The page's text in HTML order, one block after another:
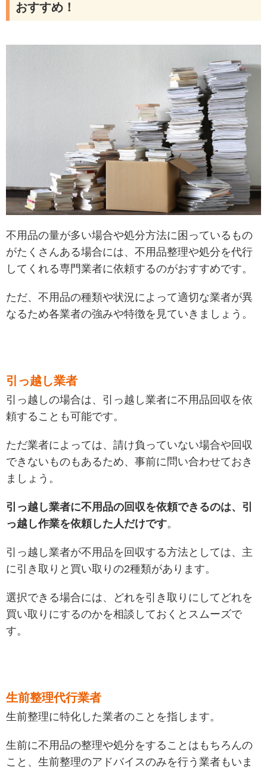
おすすめ！
不用品の量が多い場合や処分方法に困っているもの
がたくさんある場合には、不用品整理や処分を代行
してくれる専門業者に依頼するのがおすすめです。
ただ、不用品の種類や状況によって適切な業者が異
なるため各業者の強みや特徴を見ていきましょう。
引っ越し業者
引っ越しの場合は、引っ越し業者に不用品回収を依
頼することも可能です。
ただ業者によっては、請け負っていない場合や回収
できないものもあるため、事前に問い合わせておき
ましょう。
引っ越し業者に不用品の回収を依頼できるのは、引
っ越し作業を依頼した人だけです。
引っ越し業者が不用品を回収する方法としては、主
に引き取りと買い取りの2種類があります。
選択できる場合には、どれを引き取りにしてどれを
買い取りにするのかを相談しておくとスムーズで
す。
生前整理代行業者
生前整理に特化した業者のことを指します。
生前に不用品の整理や処分をすることはもちろんの
こと、生前整理のアドバイスのみを行う業者もいま